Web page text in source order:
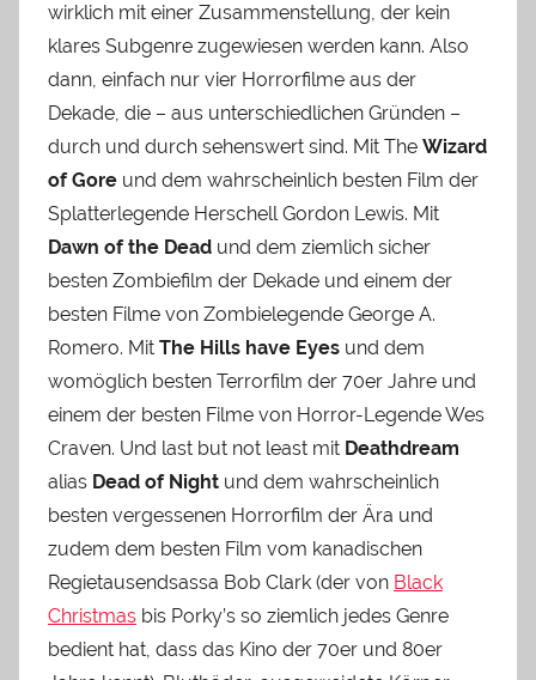
wirklich mit einer Zusammenstellung, der kein
klares Subgenre zugewiesen werden kann. Also
dann, einfach nur vier Horrorfilme aus der
Dekade, die – aus unterschiedlichen Gründen –
durch und durch sehenswert sind. Mit The Wizard
of Gore und dem wahrscheinlich besten Film der
Splatterlegende Herschell Gordon Lewis. Mit
Dawn of the Dead und dem ziemlich sicher
besten Zombiefilm der Dekade und einem der
besten Filme von Zombielegende George A.
Romero. Mit The Hills have Eyes und dem
womöglich besten Terrorfilm der 70er Jahre und
einem der besten Filme von Horror-Legende Wes
Craven. Und last but not least mit Deathdream
alias Dead of Night und dem wahrscheinlich
besten vergessenen Horrorfilm der Ära und
zudem dem besten Film vom kanadischen
Regietausendsassa Bob Clark (der von Black
Christmas bis Porky’s so ziemlich jedes Genre
bedient hat, dass das Kino der 70er und 80er